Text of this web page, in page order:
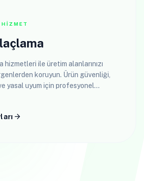
HIZMET
hizmetleri ile üretim alanlarınızı
koruyun. Ürün güvenliği,
yasal uyum için profesyonel
arrow_forward